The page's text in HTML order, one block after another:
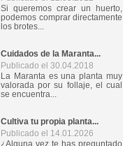
Si queremos crear un huerto,
podemos comprar directamente
los brotes...
Cuidados de la Maranta...
Publicado el 30.04.2018
La Maranta es una planta muy
valorada por su follaje, el cual
se encuentra...
Cultiva tu propia planta...
Publicado el 14.01.2026
¿Alguna vez te has preguntado